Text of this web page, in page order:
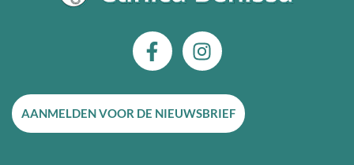
F
a
e
b
o
I
n
t
a
g
AANMELDEN VOOR DE NIEUWSBRIEF